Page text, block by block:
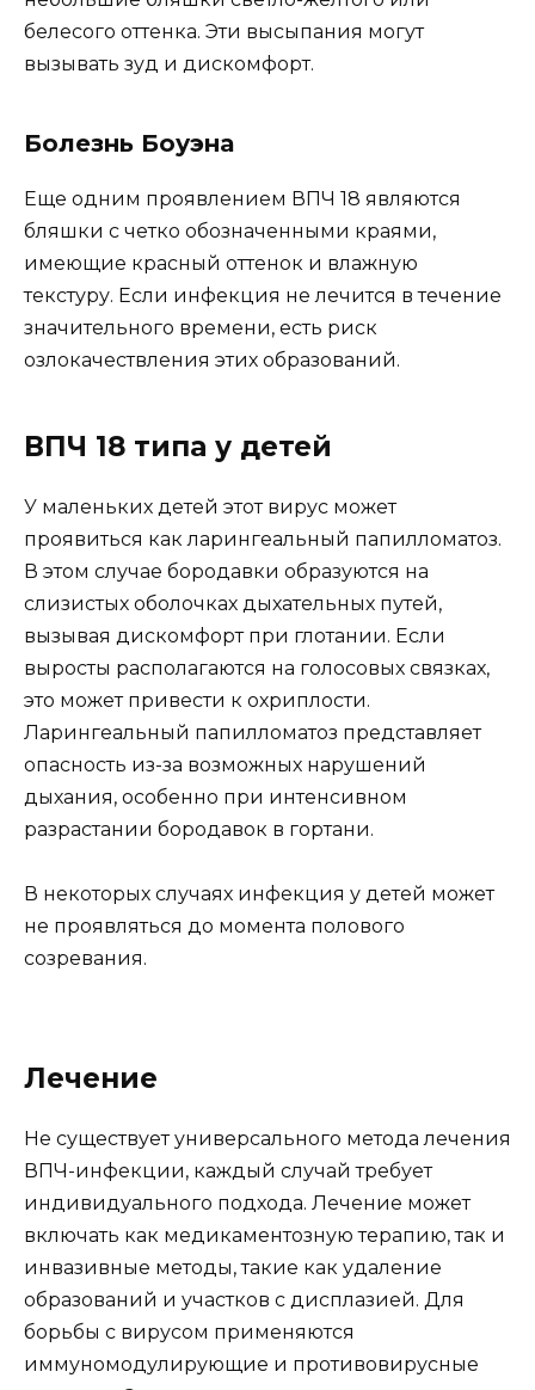
белесого оттенка. Эти высыпания могут
вызывать зуд и дискомфорт.
Болезнь Боуэна
Еще одним проявлением ВПЧ 18 являются
бляшки с четко обозначенными краями,
имеющие красный оттенок и влажную
текстуру. Если инфекция не лечится в течение
значительного времени, есть риск
озлокачествления этих образований.
ВПЧ 18 типа у детей
У маленьких детей этот вирус может
проявиться как ларингеальный папилломатоз.
В этом случае бородавки образуются на
слизистых оболочках дыхательных путей,
вызывая дискомфорт при глотании. Если
выросты располагаются на голосовых связках,
это может привести к охриплости.
Ларингеальный папилломатоз представляет
опасность из-за возможных нарушений
дыхания, особенно при интенсивном
разрастании бородавок в гортани.
В некоторых случаях инфекция у детей может
не проявляться до момента полового
созревания.
Лечение
Не существует универсального метода лечения
ВПЧ-инфекции, каждый случай требует
индивидуального подхода. Лечение может
включать как медикаментозную терапию, так и
инвазивные методы, такие как удаление
образований и участков с дисплазией. Для
борьбы с вирусом применяются
иммуномодулирующие и противовирусные